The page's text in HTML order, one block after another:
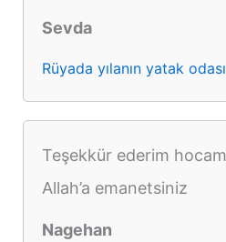
Sevda
Rüyada yılanın yatak
Teşekkür ederim
Allah’a emanetsiniz
Nagehan